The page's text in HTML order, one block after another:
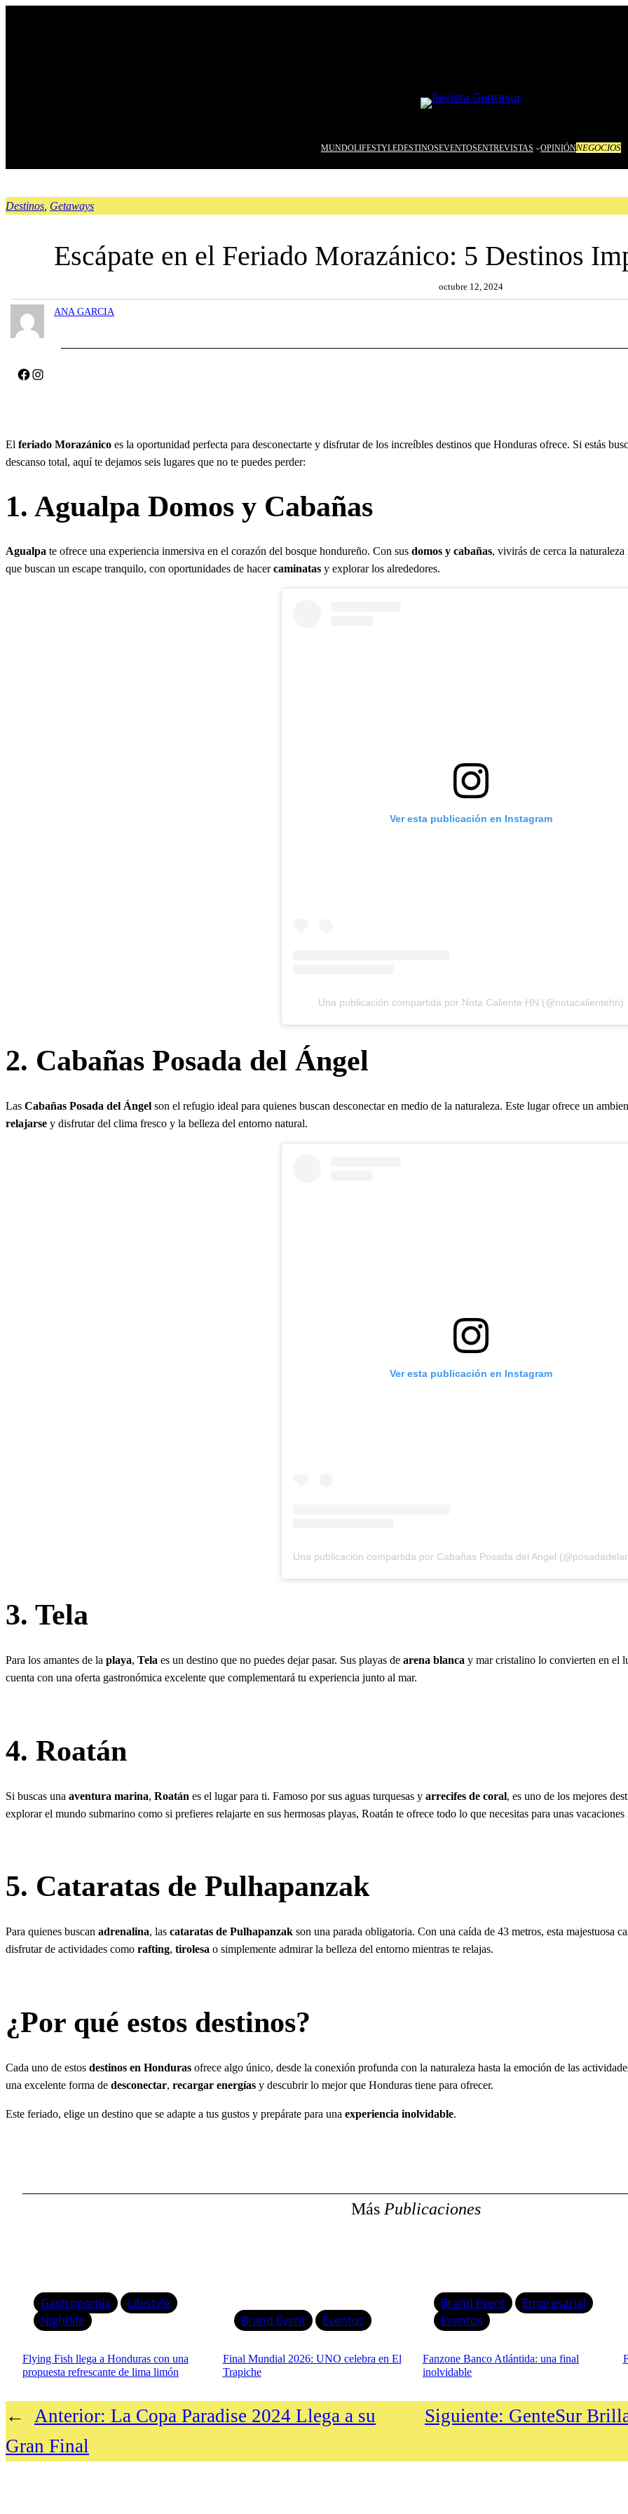
MUNDOLIFESTYLEDESTINOSEVENTOSENTREVISTAS OPINIÓNNEGOCIOS
Destinos Getaways
Escápate en el Feriado Morazánico: 5 Destinos
octubre 12, 2024
ANA GARCIA
Facebook Instagram
El feriado Morazánico es la oportunidad perfecta para desconectarte y disfrutar de los increíbles destinos que Honduras ofrece. Si estás
descanso total, aquí te dejamos seis lugares que no te puedes perder:
1. Agualpa Domos y Cabañas
Agualpa te ofrece una experiencia inmersiva en el corazón del bosque hondureño. Con sus domos y cabañas, vivirás de cerca la
que buscan un escape tranquilo, con oportunidades de hacercaminatas y explorar los alrededores.
Ver esta publicación en Instagram
Una publicación compartida por Nota Caliente HN (@notacalientehn)
2. Cabañas Posada del Ángel
Las Cabañas Posada del Ángel son el refugio ideal para quienes buscan desconectar en medio de la naturaleza. Este lugar ofrece un
relajarse y disfrutar del clima fresco y la belleza del entorno natural.
Ver esta publicación en Instagram
3. Tela
Para los amantes de la playa, Tela es un destino que no puedes dejar pasar. Sus playas de arena blanca y mar cristalino lo convierten en el
cuenta con una oferta gastronómica excelente que complementará tu experiencia junto al mar.
4. Roatán
Si buscas una aventura marina, Roatán es el lugar para ti. Famoso por sus aguas turquesas y arrecifes de coral, es uno de los mejores
explorar el mundo submarino como si prefieres relajarte en sus hermosas playas, Roatán te ofrece todo lo que necesitas para unas
5. Cataratas de Pulhapanzak
Para quienes buscan adrenalina, las cataratas de Pulhapanzak son una parada obligatoria. Con una caída de 43 metros, esta majestuosa
disfrutar de actividades como rafting, tirolesa o simplemente admirar la belleza del entorno mientras te relajas.
¿Por qué estos destinos?
Cada uno de estos destinos en Honduras ofrece algo único, desde la conexión profunda con la naturaleza hasta la emoción de las
una excelente forma de desconectar, recargar energías y descubrir lo mejor que Honduras tiene para ofrecer.
Este feriado, elige un destino que se adapte a tus gustos y prepárate para una experiencia inolvidable.
MásPublicaciones
Gastronomía
Lifestyle
Nightlife
Flying Fish llega a Honduras con una
propuesta refrescante de lima limón
Brand Event Eventos
Final Mundial 2026: UNO celebra en El
Trapiche
Brand Event
Empresarial
Eventos
Fanzone Banco Atlántida: una final
inolvidable
← Anterior: La Copa Paradise 2024 Llega a su
Gran Final
Siguiente: GenteSur